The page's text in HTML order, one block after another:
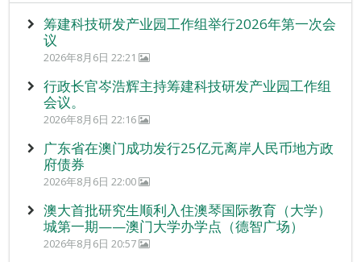
筹建科技研发产业园工作组举行2026年第一次会
议
2026年8月6日 22:21
行政长官岑浩辉主持筹建科技研发产业园工作组
会议。
2026年8月6日 22:16
广东省在澳门成功发行25亿元离岸人民币地方政
府债券
2026年8月6日 22:00
澳大首批研究生顺利入住澳琴国际教育（大学）
城第一期——澳门大学办学点（德智广场）
2026年8月6日 20:57